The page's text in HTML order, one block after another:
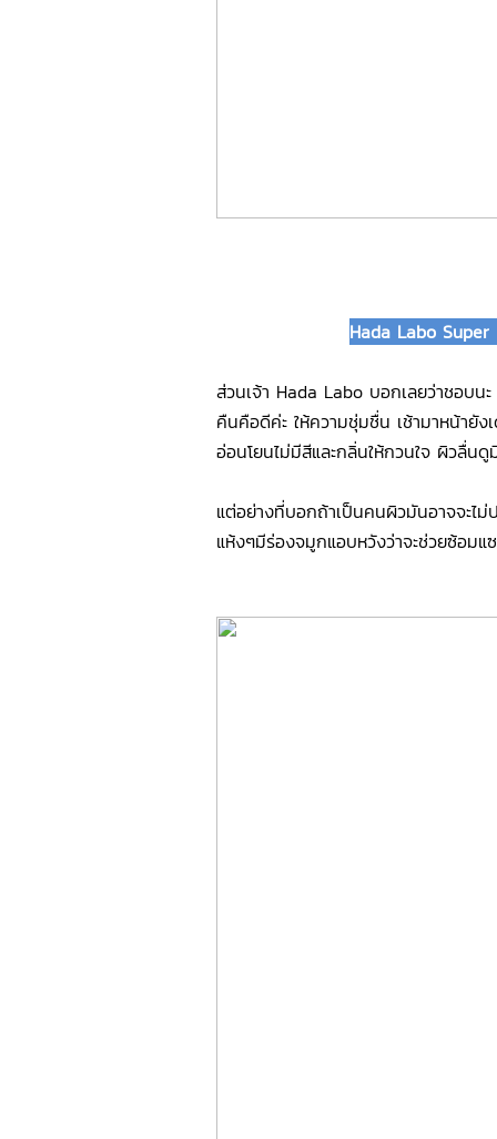
Hada Labo
ส่วนเจ้า Hada Labo บอกเลยว่าชอบนะ
คืนคือดีค่ะ ให้ความชุ่มชื่น เช้ามาหน้ายั
อ่อนโยนไม่มีสีและกลิ่นให้กวนใจ ผิวลื่น
แต่อย่างที่บอกถ้าเป็นคนผิวมันอาจจะไ
แห้งๆมีร่องจมูกแอบหวังว่าจะช่วยซ้อมแ